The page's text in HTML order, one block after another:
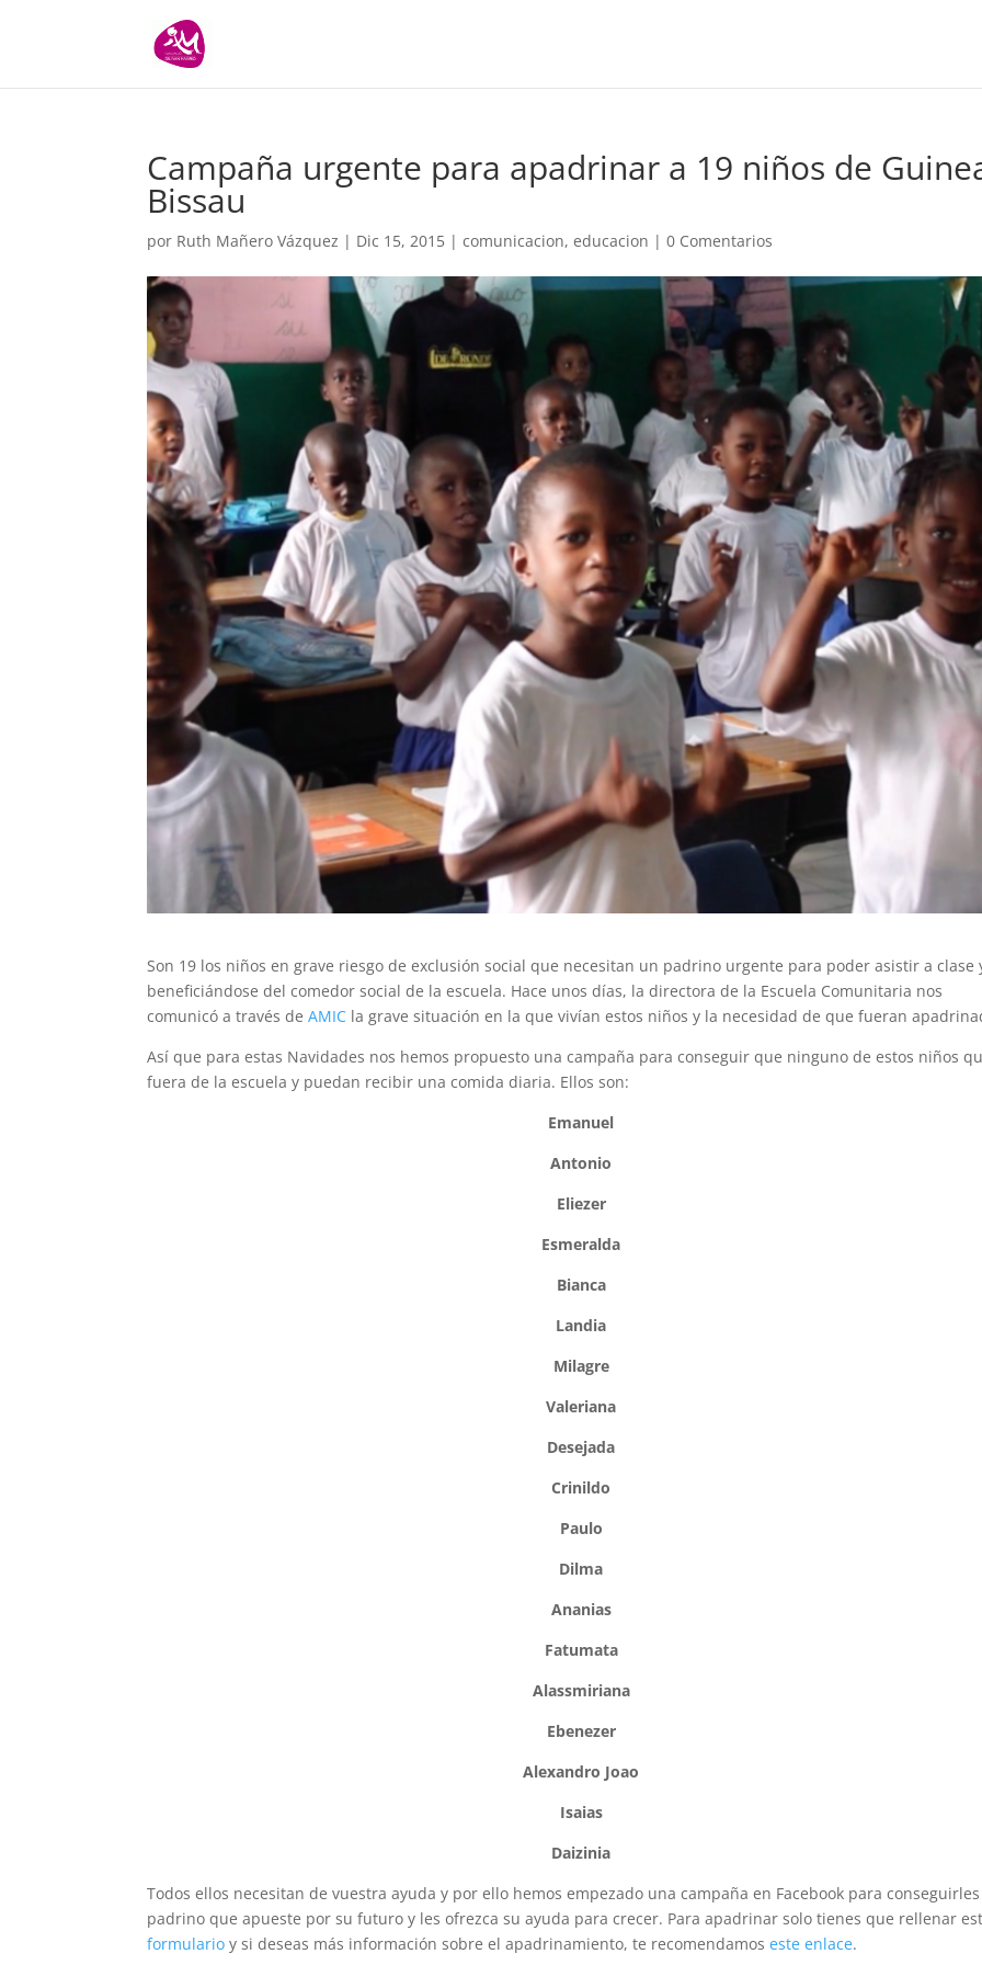
Campaña urgente para apadrinar a 19 niños de
Bissau
por Ruth Mañero Vázquez | Dic 15, 2015 |comunicacion,educacion |0 Comentarios
Son 19 los niños en grave riesgo de exclusión social que necesitan un padrino urgente para poder asistir a clase
beneficiándose del comedor social de la escuela. Hace unos días, la directora de la Escuela Comunitaria nos
comunicó a través deAMIC la grave situación en la que vivían estos niños y la necesidad de que fueran
Así que para estas Navidades nos hemos propuesto una campaña para conseguir que ninguno de estos niños
fuera de la escuela y puedan recibir una comida diaria. Ellos son:
Emanuel
Antonio
Eliezer
Esmeralda
Bianca
Landia
Milagre
Valeriana
Desejada
Crinildo
Paulo
Dilma
Ananias
Fatumata
Alassmiriana
Ebenezer
Alexandro Joao
Isaias
Daizinia
Todos ellos necesitan de vuestra ayuda y por ello hemos empezado una campaña en Facebook para
padrino que apueste por su futuro y les ofrezca su ayuda para crecer. Para apadrinar solo tienes que rellenar
formularioy si deseas más información sobre el apadrinamiento, te recomendamoseste enlace.